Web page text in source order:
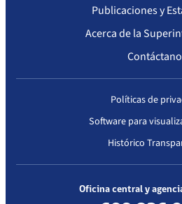
Publicaciones y
Acerca de la
Políticas de
Software para
Histórico
Oficina central y